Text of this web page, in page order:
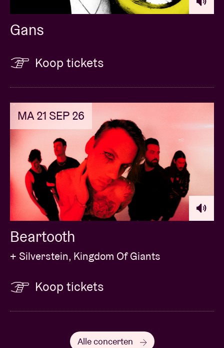
Gans
Koop tickets
MA 21 SEP 26
Beartooth
+ Silverstein, Kingdom Of Giants
Koop tickets
Alle concerten